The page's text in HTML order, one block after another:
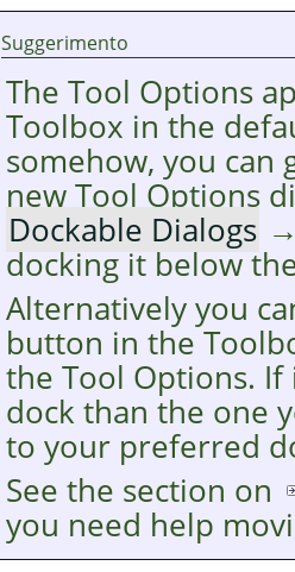
Suggerimento
The Tool Options
Toolbox in the
somehow, you can
new Tool Options
Dockable Dialogs
docking it below
Alternatively you
button in the
the Tool Options.
dock than the one
to your preferred
See the section on
you need help